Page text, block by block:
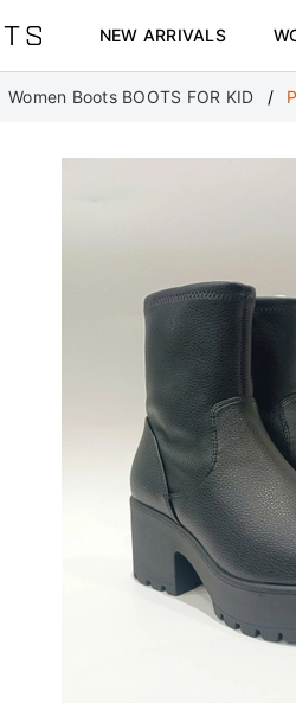
NEW ARRIVALS
Women Boots BOOTS FOR KID